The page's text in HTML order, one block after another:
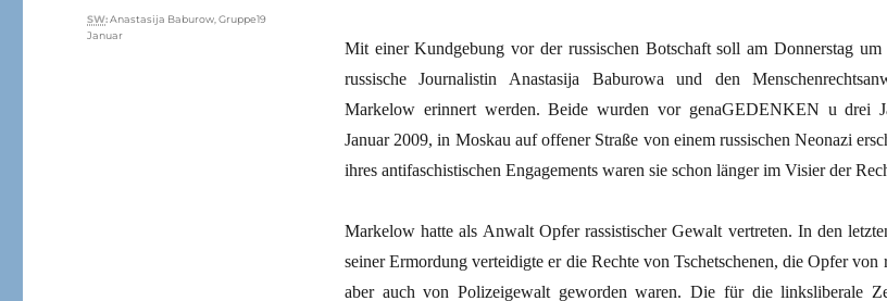
Mit einer Kundgebung vor der russischen Botschaft soll am Donnerstag
russische Journalistin Anastasija Baburowa und den
Markelow erinnert werden. Beide wurden vor genaGEDENKEN u drei
Januar 2009, in Moskau auf offener Straße von einem russischen Neonazi
ihres antifaschistischen Engagements waren sie schon länger im Visier der
Markelow hatte als Anwalt Opfer rassistischer Gewalt vertreten. In den
seiner Ermordung verteidigte er die Rechte von Tschetschenen, die Opfer von
aber auch von Polizeigewalt geworden waren. Die für die linksliberale
Schlagwörter
SW:Anastasija Baburow ,Gruppe19
Januar